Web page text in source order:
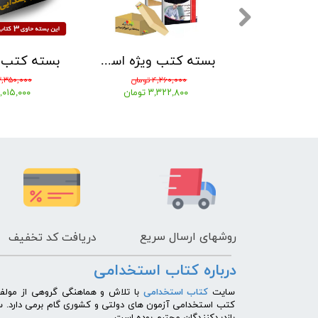
۳,۳۵۰,۰۰۰
۳,۰۱۵,۰۰۰
بسته کتب ویژه استخدامی آموزگار ابتدایی نشر چهارخونه بر اساس آخرین تغییرات 1405
۴,۲۶۰,۰۰۰ تومان
۳,۳۲۲,۸۰۰ تومان
روشهای ارسال سریع دریافت کد تخفیف
درباره کتاب استخدامی
​سایت کتاب استخدامی با تلاش و هماهنگی گروهی از
کتب استخدامی آزمون های دولتی و کشوری گام برمی